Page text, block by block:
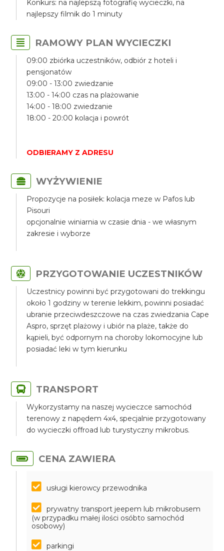
Konkurs: na najlepszą fotografię wycieczki, na
najlepszy filmik do 1 minuty
RAMOWY PLAN WYCIECZKI
09:00 zbiórka uczestników, odbiór z hoteli i
pensjonatów
09:00 - 13:00 zwiedzanie
13:00 - 14:00 czas na plażowanie
14:00 - 18:00 zwiedzanie
18:00 - 20:00 kolacja i powrót
ODBIERAMY Z ADRESU
WYŻYWIENIE
Propozycje na posiłek: kolacja meze w Pafos lub
Pisouri
opcjonalnie winiarnia w czasie dnia - we własnym
zakresie i wyborze
PRZYGOTOWANIE UCZESTNIKÓW
Uczestnicy powinni być przygotowani do trekkingu
około 1 godziny w terenie lekkim, powinni posiadać
ubranie przeciwdeszczowe na czas zwiedzania Cape
Aspro, sprzęt plażowy i ubiór na plaże, także do
kąpieli, być odpornym na choroby lokomocyjne lub
posiadać leki w tym kierunku
TRANSPORT
Wykorzystamy na naszej wycieczce samochód
terenowy z napędem 4x4, specjalnie przygotowany
do wycieczki offroad lub turystyczny mikrobus.
CENA ZAWIERA
usługi kierowcy przewodnika
prywatny transport jeepem lub mikrobusem
(w przypadku małej ilości osóbto samochód
osobowy)
parkingi